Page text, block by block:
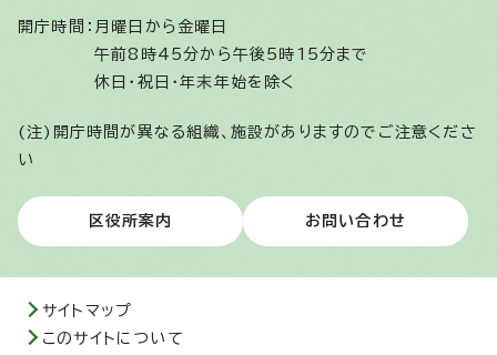
開庁時間： 月曜日から金曜日
午前8時45分から午後5時15分まで
休日・祝日・年末年始を除く
(注)開庁時間が異なる組織、施設がありますのでご注意くださ
い
区役所案内 お問い合わせ
サイトマップ
このサイトについて